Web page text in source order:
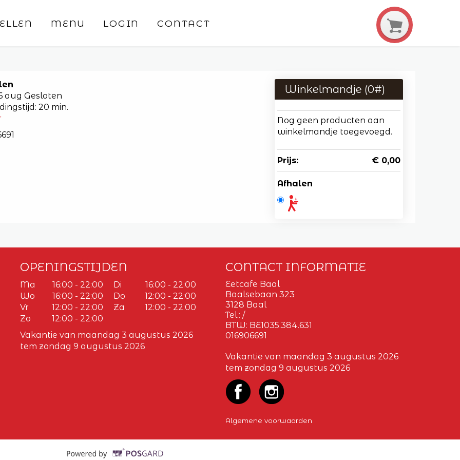
MENU LOGIN CONTACT
aug Gesloten
20 min.
Winkelmandje (0#)
Nog geen producten aan
winkelmandje toegevoegd.
Prijs: € 0,00
Afhalen
OPENINGSTIJDEN
Ma 16:00 - 22:00 Di
16:00 - 22:00
Wo
16:00 - 22:00 Do
12:00 - 22:00
Vr
12:00 - 22:00 Za
12:00 - 22:00
Zo
12:00 - 22:00
Vakantie van maandag 3 augustus 2026
tem zondag 9 augustus 2026
CONTACT INFORMATIE
Eetcafe Baal
Baalsebaan 323
3128 Baal
Tel.: /
BTW: BE1035.384.631
016906691
Vakantie van maandag 3 augustus 2026
tem zondag 9 augustus 2026
Algemene voorwaarden